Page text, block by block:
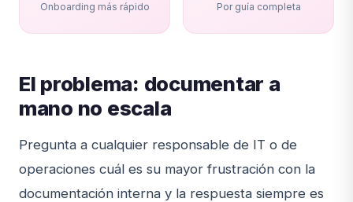
Onboarding más rápido Por guía completa
El problema: documentar a
mano no escala
Pregunta a cualquier responsable de IT o de
operaciones cuál es su mayor frustración con la
documentación interna y la respuesta siempre es